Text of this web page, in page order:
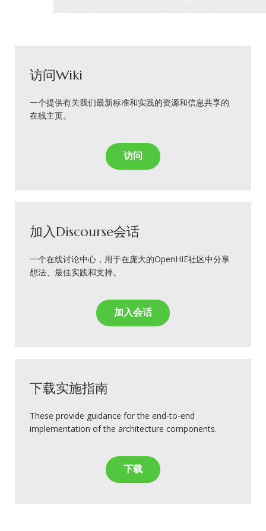
访问Wiki
一个提供有关我们最新标准和实践的资源和信息共享的
在线主页。
访问
加入Discourse会话
一个在线讨论中心，用于在庞大的OpenHIE社区中分享
想法、最佳实践和支持。
加入会话
下载实施指南
These provide guidance for the end-to-end
implementation of the architecture components.
下载